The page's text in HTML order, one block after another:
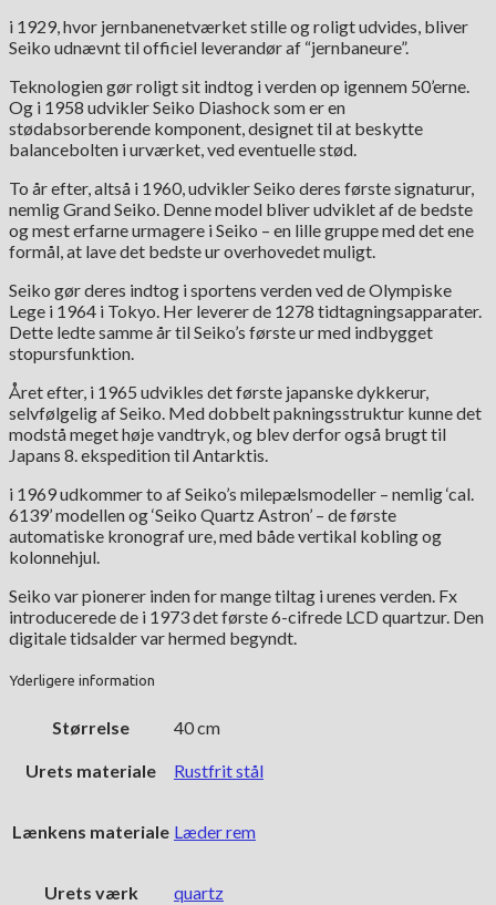
i 1929, hvor jernbanenetværket stille og roligt udvides, bliver
Seiko udnævnt til officiel leverandør af “jernbaneure”.
Teknologien gør roligt sit indtog i verden op igennem 50’erne.
Og i 1958 udvikler Seiko Diashock som er en
stødabsorberende komponent, designet til at beskytte
balancebolten i urværket, ved eventuelle stød.
To år efter, altså i 1960, udvikler Seiko deres første signaturur,
nemlig Grand Seiko. Denne model bliver udviklet af de bedste
og mest erfarne urmagere i Seiko – en lille gruppe med det ene
formål, at lave det bedste ur overhovedet muligt.
Seiko gør deres indtog i sportens verden ved de Olympiske
Lege i 1964 i Tokyo. Her leverer de 1278 tidtagningsapparater.
Dette ledte samme år til Seiko’s første ur med indbygget
stopursfunktion.
Året efter, i 1965 udvikles det første japanske dykkerur,
selvfølgelig af Seiko. Med dobbelt pakningsstruktur kunne det
modstå meget høje vandtryk, og blev derfor også brugt til
Japans 8. ekspedition til Antarktis.
i 1969 udkommer to af Seiko’s milepælsmodeller – nemlig ‘cal.
6139’ modellen og ‘Seiko Quartz Astron’ – de første
automatiske kronograf ure, med både vertikal kobling og
kolonnehjul.
Seiko var pionerer inden for mange tiltag i urenes verden. Fx
introducerede de i 1973 det første 6-cifrede LCD quartzur. Den
digitale tidsalder var hermed begyndt.
Yderligere information
Størrelse 40 cm
Urets materiale Rustfrit stål
Lænkens materiale Læder rem
Urets værk quartz